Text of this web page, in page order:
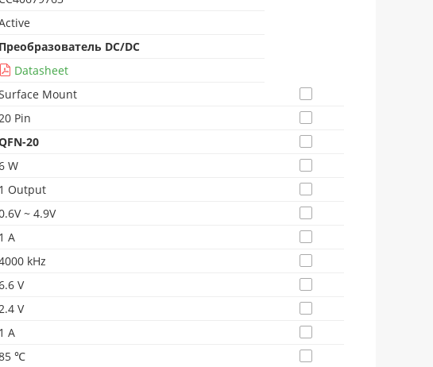
Преобразователь DC/DC
Datasheet
Mount
Pin
20
W
1 Output
~ 4.9V
1 A
kHz
V
V
1 A
℃